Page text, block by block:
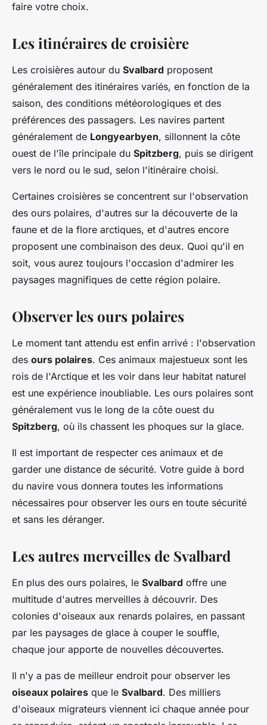
faire votre choix.
Les itinéraires de croisière
Les croisières autour du Svalbard proposent
généralement des itinéraires variés, en fonction de la
saison, des conditions météorologiques et des
préférences des passagers. Les navires partent
généralement de Longyearbyen, sillonnent la côte
ouest de l'île principale du Spitzberg, puis se dirigent
vers le nord ou le sud, selon l'itinéraire choisi.
Certaines croisières se concentrent sur l'observation
des ours polaires, d'autres sur la découverte de la
faune et de la flore arctiques, et d'autres encore
proposent une combinaison des deux. Quoi qu'il en
soit, vous aurez toujours l'occasion d'admirer les
paysages magnifiques de cette région polaire.
Observer les ours polaires
Le moment tant attendu est enfin arrivé : l'observation
des ours polaires. Ces animaux majestueux sont les
rois de l'Arctique et les voir dans leur habitat naturel
est une expérience inoubliable. Les ours polaires sont
généralement vus le long de la côte ouest du
Spitzberg, où ils chassent les phoques sur la glace.
Il est important de respecter ces animaux et de
garder une distance de sécurité. Votre guide à bord
du navire vous donnera toutes les informations
nécessaires pour observer les ours en toute sécurité
et sans les déranger.
Les autres merveilles de Svalbard
En plus des ours polaires, le Svalbard offre une
multitude d'autres merveilles à découvrir. Des
colonies d'oiseaux aux renards polaires, en passant
par les paysages de glace à couper le souffle,
chaque jour apporte de nouvelles découvertes.
Il n'y a pas de meilleur endroit pour observer les
oiseaux polaires que le Svalbard. Des milliers
d'oiseaux migrateurs viennent ici chaque année pour